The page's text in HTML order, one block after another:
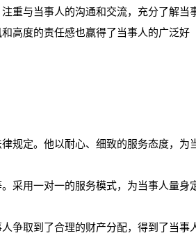
重与当事人的沟通和交流，充分了解当
高度的责任感也赢得了当事人的广泛好
规定。他以耐心、细致的服务态度，为
采用一对一的服务模式，为当事人量身
争取到了合理的财产分配，得到了当事